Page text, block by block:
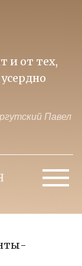
и от тех,
Павел